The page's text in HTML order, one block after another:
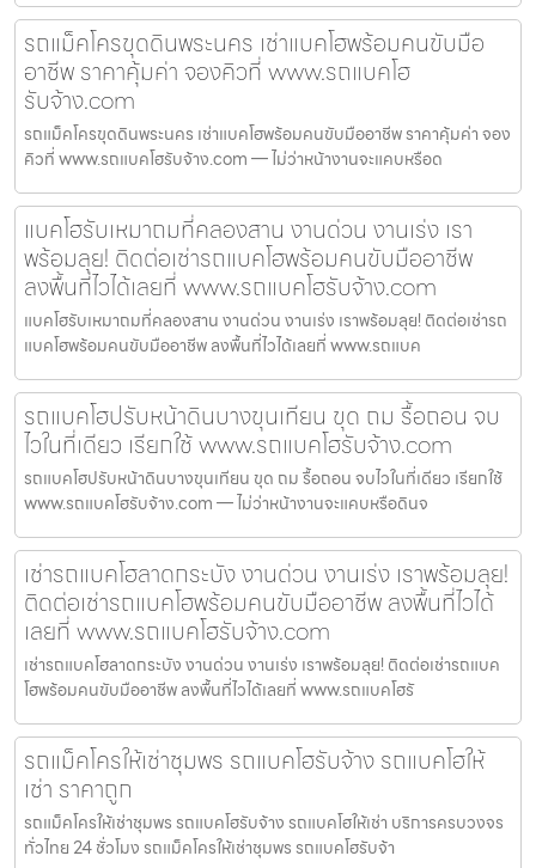
รถแม็คโครขุดดินพระนคร เช่าแบคโฮพร้อมคนขับมือ
อาชีพ ราคาคุ้มค่า จองคิวที่ www.รถแบคโฮ
รับจ้าง.com
รถแม็คโครขุดดินพระนคร เช่าแบคโฮพร้อมคนขับมืออาชีพ ราคาคุ้มค่า จอง
คิวที่ www.รถแบคโฮรับจ้าง.com — ไม่ว่าหน้างานจะแคบหรือด
แบคโฮรับเหมาถมที่คลองสาน งานด่วน งานเร่ง เรา
พร้อมลุย! ติดต่อเช่ารถแบคโฮพร้อมคนขับมืออาชีพ
ลงพื้นที่ไวได้เลยที่ www.รถแบคโฮรับจ้าง.com
แบคโฮรับเหมาถมที่คลองสาน งานด่วน งานเร่ง เราพร้อมลุย! ติดต่อเช่ารถ
แบคโฮพร้อมคนขับมืออาชีพ ลงพื้นที่ไวได้เลยที่ www.รถแบค
รถแบคโฮปรับหน้าดินบางขุนเทียน ขุด ถม รื้อถอน จบ
ไวในที่เดียว เรียกใช้ www.รถแบคโฮรับจ้าง.com
รถแบคโฮปรับหน้าดินบางขุนเทียน ขุด ถม รื้อถอน จบไวในที่เดียว เรียกใช้
www.รถแบคโฮรับจ้าง.com — ไม่ว่าหน้างานจะแคบหรือดินจ
เช่ารถแบคโฮลาดกระบัง งานด่วน งานเร่ง เราพร้อมลุย!
ติดต่อเช่ารถแบคโฮพร้อมคนขับมืออาชีพ ลงพื้นที่ไวได้
เลยที่ www.รถแบคโฮรับจ้าง.com
เช่ารถแบคโฮลาดกระบัง งานด่วน งานเร่ง เราพร้อมลุย! ติดต่อเช่ารถแบค
โฮพร้อมคนขับมืออาชีพ ลงพื้นที่ไวได้เลยที่ www.รถแบคโฮรั
รถแม็คโครให้เช่าชุมพร รถแบคโฮรับจ้าง รถแบคโฮให้
เช่า ราคาถูก
รถแม็คโครให้เช่าชุมพร รถแบคโฮรับจ้าง รถแบคโฮให้เช่า บริการครบวงจร
ทั่วไทย 24 ชั่วโมง รถแม็คโครให้เช่าชุมพร รถแบคโฮรับจ้า